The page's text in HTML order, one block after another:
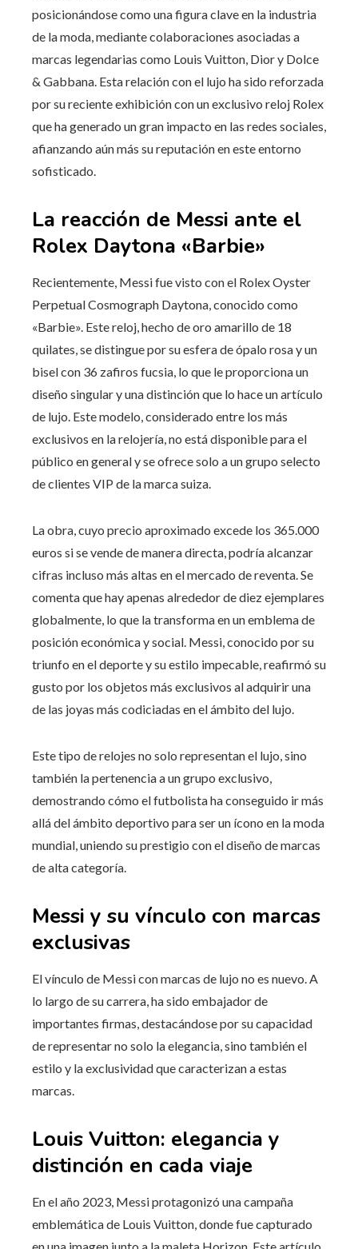
posicionándose como una figura clave en la industria
de la moda, mediante colaboraciones asociadas a
marcas legendarias como Louis Vuitton, Dior y Dolce
& Gabbana. Esta relación con el lujo ha sido reforzada
por su reciente exhibición con un exclusivo reloj Rolex
que ha generado un gran impacto en las redes sociales,
afianzando aún más su reputación en este entorno
sofisticado.
La reacción de Messi ante el
Rolex Daytona «Barbie»
Recientemente, Messi fue visto con el Rolex Oyster
Perpetual Cosmograph Daytona, conocido como
«Barbie». Este reloj, hecho de oro amarillo de 18
quilates, se distingue por su esfera de ópalo rosa y un
bisel con 36 zafiros fucsia, lo que le proporciona un
diseño singular y una distinción que lo hace un artículo
de lujo. Este modelo, considerado entre los más
exclusivos en la relojería, no está disponible para el
público en general y se ofrece solo a un grupo selecto
de clientes VIP de la marca suiza.
La obra, cuyo precio aproximado excede los 365.000
euros si se vende de manera directa, podría alcanzar
cifras incluso más altas en el mercado de reventa. Se
comenta que hay apenas alrededor de diez ejemplares
globalmente, lo que la transforma en un emblema de
posición económica y social. Messi, conocido por su
triunfo en el deporte y su estilo impecable, reafirmó su
gusto por los objetos más exclusivos al adquirir una
de las joyas más codiciadas en el ámbito del lujo.
Este tipo de relojes no solo representan el lujo, sino
también la pertenencia a un grupo exclusivo,
demostrando cómo el futbolista ha conseguido ir más
allá del ámbito deportivo para ser un ícono en la moda
mundial, uniendo su prestigio con el diseño de marcas
de alta categoría.
Messi y su vínculo con marcas
exclusivas
El vínculo de Messi con marcas de lujo no es nuevo. A
lo largo de su carrera, ha sido embajador de
importantes firmas, destacándose por su capacidad
de representar no solo la elegancia, sino también el
estilo y la exclusividad que caracterizan a estas
marcas.
Louis Vuitton: elegancia y
distinción en cada viaje
En el año 2023, Messi protagonizó una campaña
emblemática de Louis Vuitton, donde fue capturado